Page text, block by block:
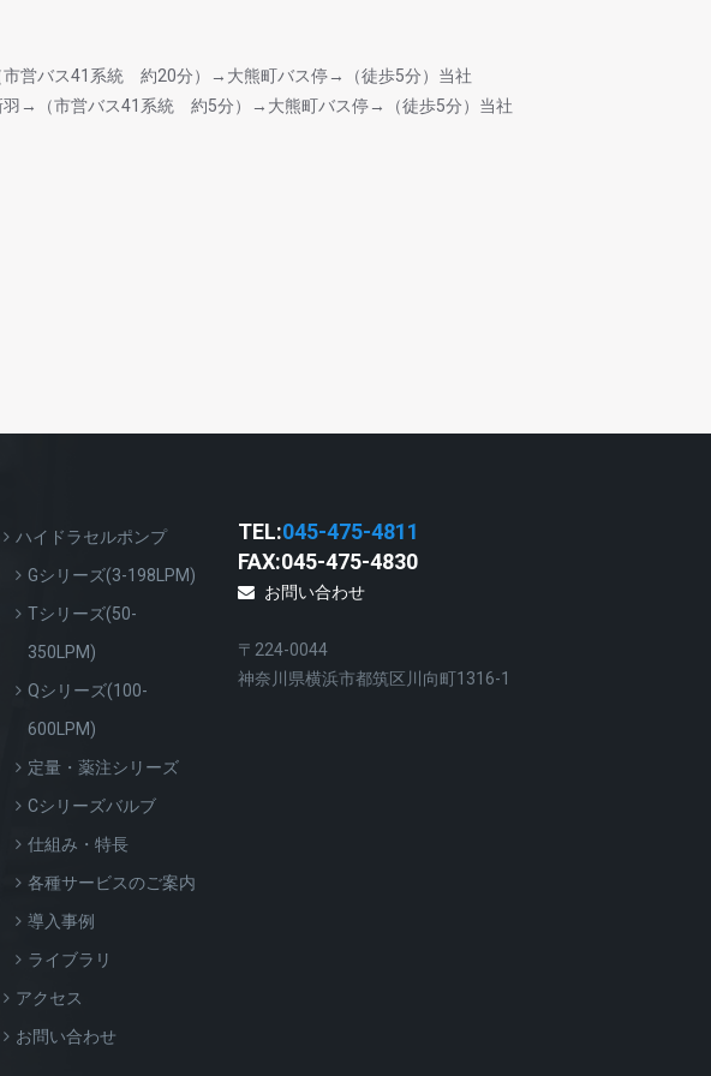
市営バス41系統 約20分）→大熊町バス停→（徒歩5分）当社
羽→（市営バス41系統 約5分）→大熊町バス停→（徒歩5分）当社
ハイドラセルポンプ
Gシリーズ(3-198LPM)
Tシリーズ(50-
350LPM)
Qシリーズ(100-
600LPM)
定量・薬注シリーズ
Cシリーズバルブ
仕組み・特長
各種サービスのご案内
導入事例
ライブラリ
アクセス
お問い合わせ
TEL:045-475-4811
FAX:045-475-4830
お問い合わせ
〒224-0044
神奈川県横浜市都筑区川向町1316-1